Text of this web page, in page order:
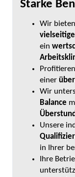
Starke
Wir
ein
einer
Wir
Balance
Unsere
in Ihrer
Ihre